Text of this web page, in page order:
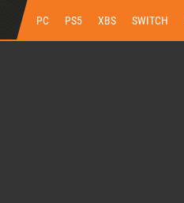
PC PS5 XBS SWITCH